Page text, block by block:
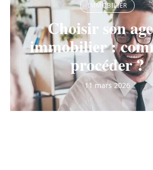
IMMOBILIER
Choisir son
immobilier :
procéder ?
11 mars 2026